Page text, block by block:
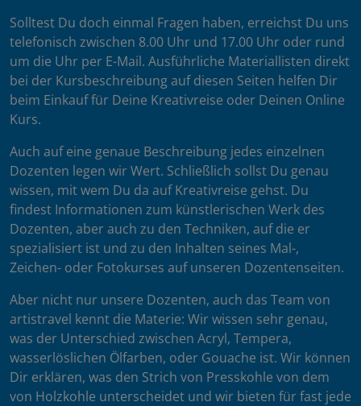
Solltest Du doch einmal Fragen haben, erreichst Du uns
telefonisch zwischen 8.00 Uhr und 17.00 Uhr oder rund
um die Uhr per E-Mail. Ausführliche Materiallisten direkt
bei der Kursbeschreibung auf diesen Seiten helfen Dir
beim Einkauf für Deine Kreativreise oder Deinen Online
Kurs.
Auch auf eine genaue Beschreibung jedes einzelnen
Dozenten legen wir Wert. Schließlich sollst Du genau
wissen, mit wem Du da auf Kreativreise gehst. Du
findest Informationen zum künstlerischen Werk des
Dozenten, aber auch zu den Techniken, auf die er
spezialisiert ist und zu den Inhalten seines Mal-,
Zeichen- oder Fotokurses auf unseren Dozentenseiten.
Aber nicht nur unsere Dozenten, auch das Team von
artistravel kennt die Materie: Wir wissen sehr genau,
was der Unterschied zwischen Acryl, Tempera,
wasserlöslichen Ölfarben, oder Gouache ist. Wir können
Dir erklären, was den Strich von Presskohle von dem
von Holzkohle unterscheidet und wir bieten für fast jede